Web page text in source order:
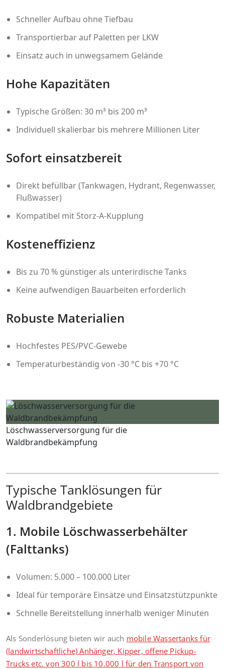
Schneller Aufbau ohne Tiefbau
Transportierbar auf Paletten per LKW
Einsatz auch in unwegsamem Gelände
Hohe Kapazitäten
Typische Größen: 30 m³ bis 200 m³
Individuell skalierbar bis mehrere Millionen Liter
Sofort einsatzbereit
Direkt befüllbar (Tankwagen, Hydrant, Regenwasser,
Flußwasser)
Kompatibel mit Storz-A-Kupplung
Kosteneffizienz
Bis zu 70 % günstiger als unterirdische Tanks
Keine aufwendigen Bauarbeiten erforderlich
Robuste Materialien
Hochfestes PES/PVC-Gewebe
Temperaturbeständig von -30 °C bis +70 °C
Löschwasserversorgung für die
Waldbrandbekämpfung
Typische Tanklösungen für
Waldbrandgebiete
1. Mobile Löschwasserbehälter
(Falttanks)
Volumen: 5.000 – 100.000 Liter
Ideal für temporäre Einsätze und Einsatzstützpunkte
Schnelle Bereitstellung innerhalb weniger Minuten
Als Sonderlösung bieten wir auch mobile Wassertanks für
(landwirtschaftliche) Anhänger, Kipper, offene Pickup-
Trucks etc. von 300 l bis 10.000 l für den Transport von